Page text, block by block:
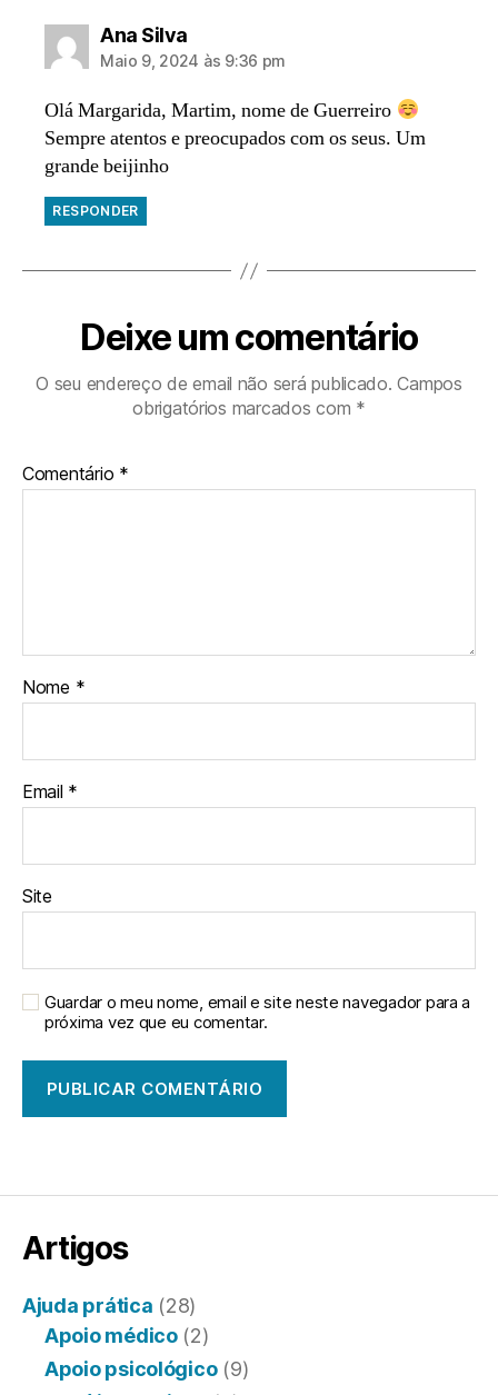
Ana Silvadiz:
Maio 9, 2024 às 9:36 pm
Olá Margarida, Martim, nome de Guerreiro
Sempre atentos e preocupados com os seus. Um
grande beijinho
RESPONDER
Deixe um comentário
O seu endereço de email não será publicado. Campos
obrigatórios marcados com *
Comentário *
Nome *
Email *
Site
Guardar o meu nome, email e site neste navegador para a
próxima vez que eu comentar.
Artigos
Ajuda prática (28)
Apoio médico(2)
Apoio psicológico(9)